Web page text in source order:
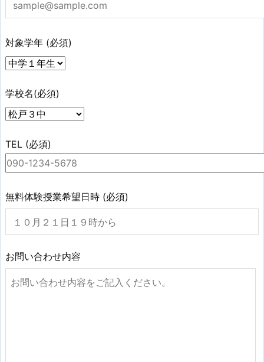
対象学年 (必須)
学校名(必須)
TEL (必須)
無料体験授業希望日時 (必須)
お問い合わせ内容